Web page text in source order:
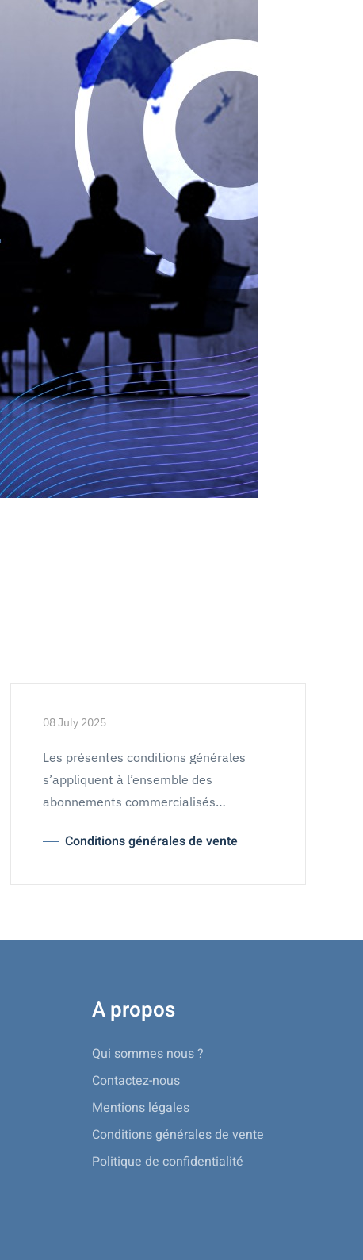
08 July 2025
Les présentes conditions générales
s’appliquent à l’ensemble des
abonnements commercialisés…
Conditions générales de vente
A propos
Qui sommes nous ?
Contactez-nous
Mentions légales
Conditions générales de vente
Politique de confidentialité